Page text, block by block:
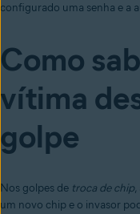
configurado uma senha e a
Como
vítima
golpe
Nos golpes de troca de chip
um novo chip e o invasor